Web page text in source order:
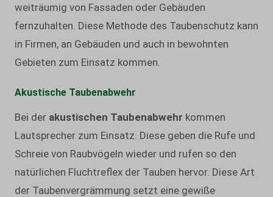
weiträumig von Fassaden oder Gebäuden
fernzuhalten. Diese Methode des Taubenschutz kann
in Firmen, an Gebäuden und auch in bewohnten
Gebieten zum Einsatz kommen.
Akustische Taubenabwehr
Bei der akustischen Taubenabwehr kommen
Lautsprecher zum Einsatz. Diese geben die Rufe und
Schreie von Raubvögeln wieder und rufen so den
natürlichen Fluchtreflex der Tauben hervor. Diese Art
der Taubenvergrämmung setzt eine gewiße